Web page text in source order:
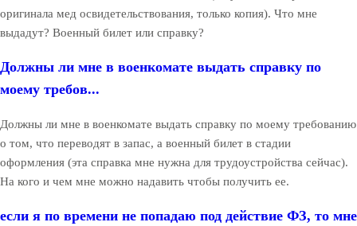
оригинала мед освидетельствования, только копия). Что мне
выдадут? Военный билет или справку?
Должны ли мне в военкомате выдать справку по
моему требов...
Должны ли мне в военкомате выдать справку по моему требованию
о том, что переводят в запас, а военный билет в стадии
оформления (эта справка мне нужна для трудоустройства сейчас).
На кого и чем мне можно надавить чтобы получить ее.
если я по времени не попадаю под действие ФЗ, то мне